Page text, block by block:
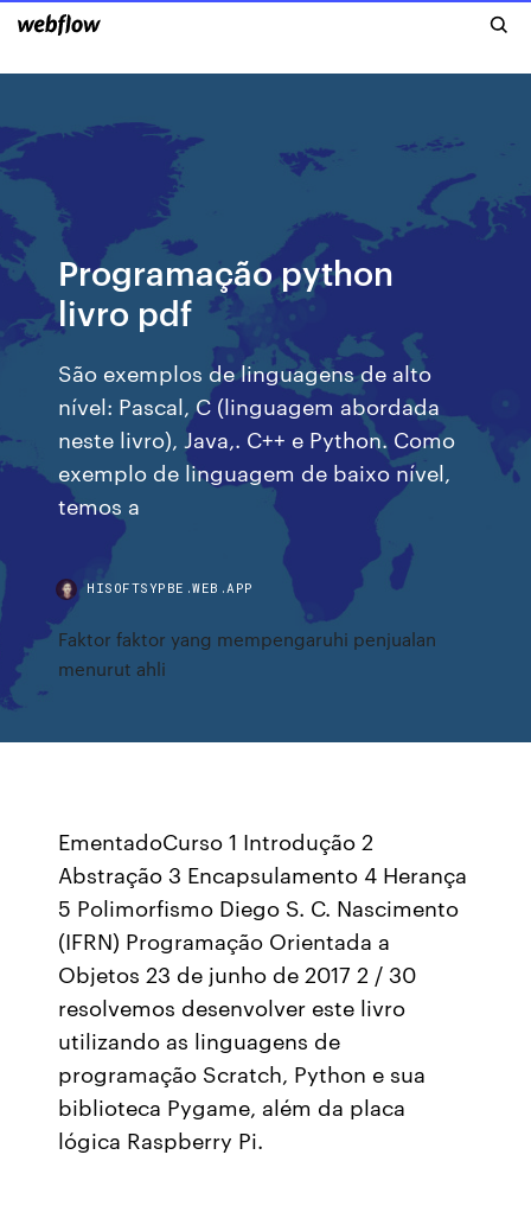
Programação python
livro pdf
São exemplos de linguagens de alto
nível: Pascal, C (linguagem abordada
neste livro), Java,. C++ e Python. Como
exemplo de linguagem de baixo nível,
temos a
HISOFTSYPBE.WEB.APP
Faktor faktor yang mempengaruhi penjualan
menurut ahli
EmentadoCurso 1 Introdução 2
Abstração 3 Encapsulamento 4 Herança
5 Polimorﬁsmo Diego S. C. Nascimento
(IFRN) Programação Orientada a
Objetos 23 de junho de 2017 2 / 30
resolvemos desenvolver este livro
utilizando as linguagens de
programação Scratch, Python e sua
biblioteca Pygame, além da placa
lógica Raspberry Pi.